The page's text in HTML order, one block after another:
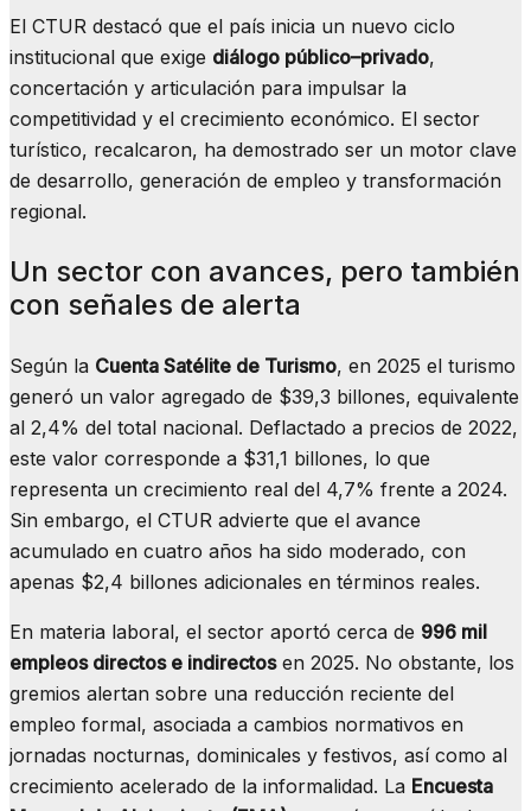
El CTUR destacó que el país inicia un nuevo ciclo
institucional que exige diálogo público–privado,
concertación y articulación para impulsar la
competitividad y el crecimiento económico. El sector
turístico, recalcaron, ha demostrado ser un motor clave
de desarrollo, generación de empleo y transformación
regional.
Un sector con avances, pero también
con señales de alerta
Según la Cuenta Satélite de Turismo, en 2025 el turismo
generó un valor agregado de $39,3 billones, equivalente
al 2,4% del total nacional. Deflactado a precios de 2022,
este valor corresponde a $31,1 billones, lo que
representa un crecimiento real del 4,7% frente a 2024.
Sin embargo, el CTUR advierte que el avance
acumulado en cuatro años ha sido moderado, con
apenas $2,4 billones adicionales en términos reales.
En materia laboral, el sector aportó cerca de 996 mil
empleos directos e indirectosen 2025. No obstante, los
gremios alertan sobre una reducción reciente del
empleo formal, asociada a cambios normativos en
jornadas nocturnas, dominicales y festivos, así como al
crecimiento acelerado de la informalidad. La Encuesta